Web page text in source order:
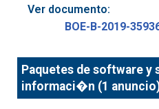
Ver documento:
BOE-B-2019-
Paquetes de software y
informaci�n (1